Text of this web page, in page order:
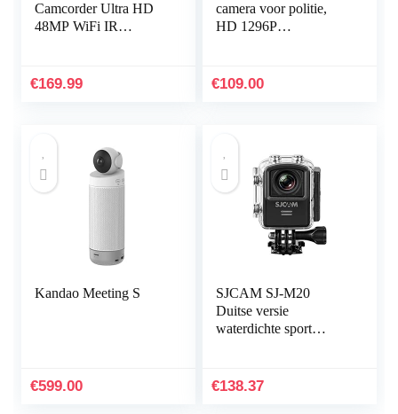
Camcorder Ultra HD
48MP WiFi IR
16X Digitale Zoom 3″
Microfoon,
Afstandsbediening,
Zonnekap
€169.99
camera voor politie,
HD 1296P
politiecamera met
€109.00
Kandao Meeting S
€599.00
SJCAM SJ-M20
Duitse versie
waterdichte sport
WiFi, 30m, 16MP, gyro
€138.37